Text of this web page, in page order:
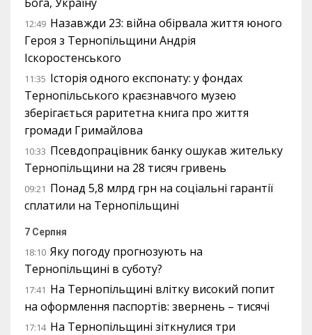
12:49 Назавжди 23: війна обірвала життя юного
Героя з Тернопільщини Андрія
Іскоростенського
11:35 Історія одного експонату: у фондах
Тернопільського краєзнавчого музею
зберігається раритетна книга про життя
громади Гримайлова
10:33 Псевдопрацівник банку ошукав жительку
Тернопільщини на 28 тисяч гривень
09:21 Понад 5,8 млрд грн на соціальні гарантії
сплатили на Тернопільщині
7 Серпня
18:10 Яку погоду прогнозують на
Тернопільщині в суботу?
17:41 На Тернопільщині влітку високий попит
на оформлення паспортів: звернень – тисячі
17:14 На Тернопільщині зіткнулися три